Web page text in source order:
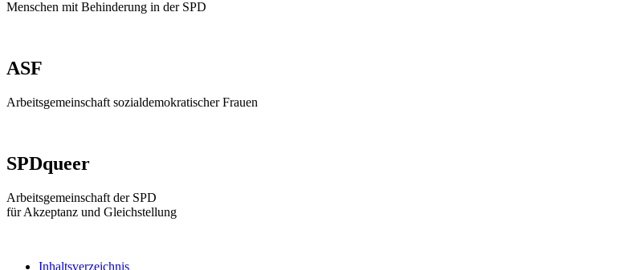
Menschen mit Behinderung in der SPD
ASF
Arbeitsgemeinschaft sozialdemokratischer Frauen
SPDqueer
Arbeitsgemeinschaft der SPD
für Akzeptanz und Gleichstellung
Inhaltsverzeichnis